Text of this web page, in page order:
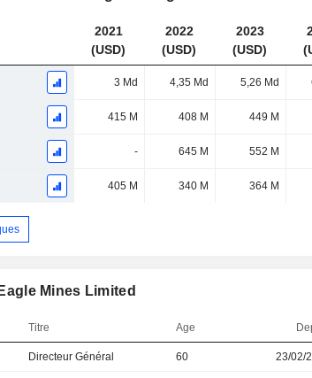
2021
(USD)
2022
(USD)
2023
(USD)
3 Md 4,35 Md 5,26 Md
415 M 408 M 449 M
- 645 M 552 M
405 M 340 M 364 M
Mines Limited
Titre Age
Directeur Général 60 23/02/